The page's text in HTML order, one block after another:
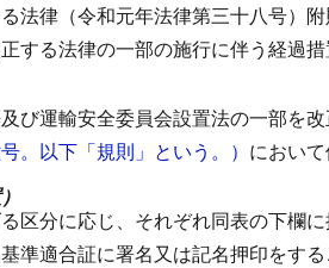
法律（令和元年法律第三十八号）
る法律の一部の施行に伴う経過措
び運輸安全委員会設置法の一部を
。以下「規則」という。） におい
区分に応じ、それぞれ同表の下欄
準適合証に署名又は記名押印をする